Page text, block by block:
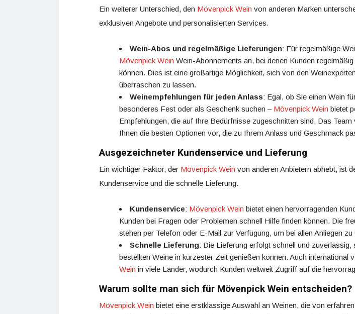
Ein weiterer Unterschied, den Mövenpick Wein von anderen Marken
exklusiven Angebote und personalisierten Services.
Wein-Abos und regelmäßige Lieferungen: Für regelmäßige
Mövenpick Wein Wein-Abonnements an, bei denen Kunden
können. Dies ist eine großartige Möglichkeit, sich von den
überraschen zu lassen.
Weinempfehlungen für jeden Anlass: Egal, ob Sie einen Wein
besonderes Fest oder als Geschenk suchen – Mövenpick Wein bietet
Empfehlungen, die auf Ihre Bedürfnisse zugeschnitten sind. Das Team
Ihnen die besten Optionen vor, die zu Ihrem Anlass und Geschmack
Ausgezeichneter Kundenservice und Lieferung
Ein wichtiger Faktor, der Mövenpick Wein von anderen Anbietern abhebt, ist
Kundenservice und die schnelle Lieferung.
Kundenservice: Mövenpick Wein bietet einen hervorragenden
Kunden bei Fragen oder Problemen schnell Hilfe finden können. Die
stehen per Telefon oder E-Mail zur Verfügung, um bei allen Anliegen zu
Schnelle Lieferung: Die Lieferung erfolgt schnell und zuverlässig,
bestellten Weine in kürzester Zeit genießen können. Auch international
Wein in viele Länder, wodurch Kunden weltweit Zugriff auf die
Warum sollte man sich für Mövenpick Wein entscheiden?
Mövenpick Wein bietet eine erstklassige Auswahl an Weinen, die von